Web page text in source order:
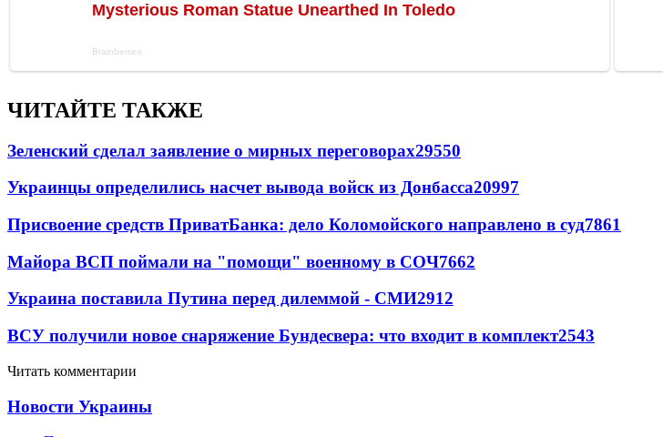
ЧИТАЙТЕ ТАКЖЕ
Зеленский сделал заявление о мирных переговорах29550
Украинцы определились насчет вывода войск из Донбасса20997
Присвоение средств ПриватБанка: дело Коломойского направлено в суд7861
Майора ВСП поймали на "помощи" военному в СОЧ7662
Украина поставила Путина перед дилеммой - СМИ2912
ВСУ получили новое снаряжение Бундесвера: что входит в комплект2543
Читать комментарии
Новости Украины